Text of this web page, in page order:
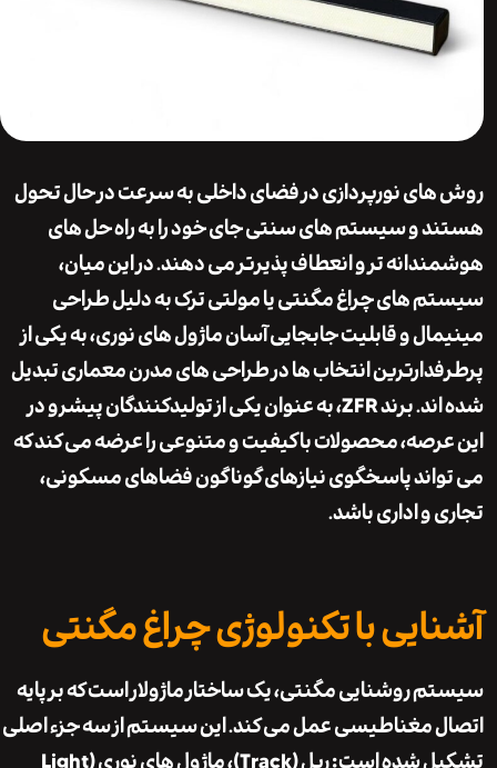
نورپردازی در فضای داخلی به سرعت در حال تحول
و سیستم های سنتی جای خود را به راه حل های
تر و انعطاف پذیرتر می دهند. در این میان،
هایچراغ مگنتییا مولتی ترک به دلیل طراحی
و قابلیت جابجایی آسان ماژول های نوری، به یکی از
انتخاب ها در طراحی های مدرن معماری تبدیل
شده اند. برند ZFR، به عنوان یکی از تولیدکنندگان پیشرو در
محصولات باکیفیت و متنوعی را عرضه می کند که
پاسخگوی نیازهای گوناگون فضاهای مسکونی،
و اداری باشد.
با تکنولوژی چراغ مگنتی
روشنایی مگنتی، یک ساختار ماژولار است که بر پایه
مغناطیسی عمل می کند. این سیستم از سه جزء اصلی